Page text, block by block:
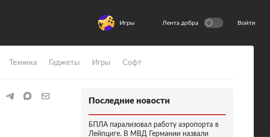
Игры Лента добра Войти
Техника Гаджеты Игры Софт
Последние новости
БПЛА парализовал работу аэропорта в
Лейпциге. В МВД Германии назвали